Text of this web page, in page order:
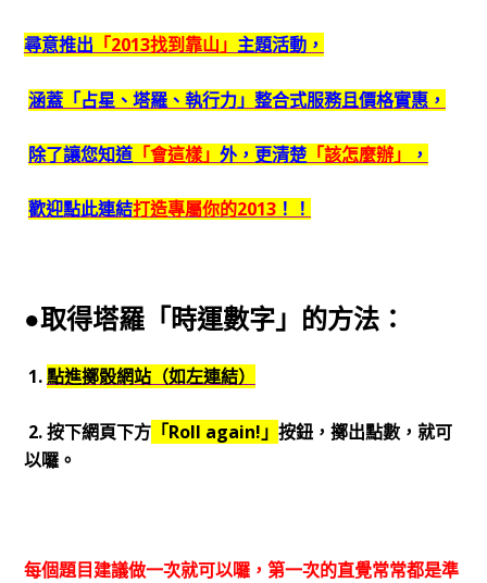
尋意推出 「2013找到靠山」 主題活動，
涵蓋「占星、塔羅、執行力」整合式服務且價格實惠，
除了讓您知道「會這樣」 外，更清楚「該怎麼辦」 ，
歡迎點此連結打造專屬你的2013！！
●取得塔羅「時運數字」的方法：
1.點進擲骰網站（如左連結）
2. 按下網頁下方「Roll again!」 按鈕，擲出點數，就可
以囉。
每個題目建議做一次就可以囉，第一次的直覺常常都是準